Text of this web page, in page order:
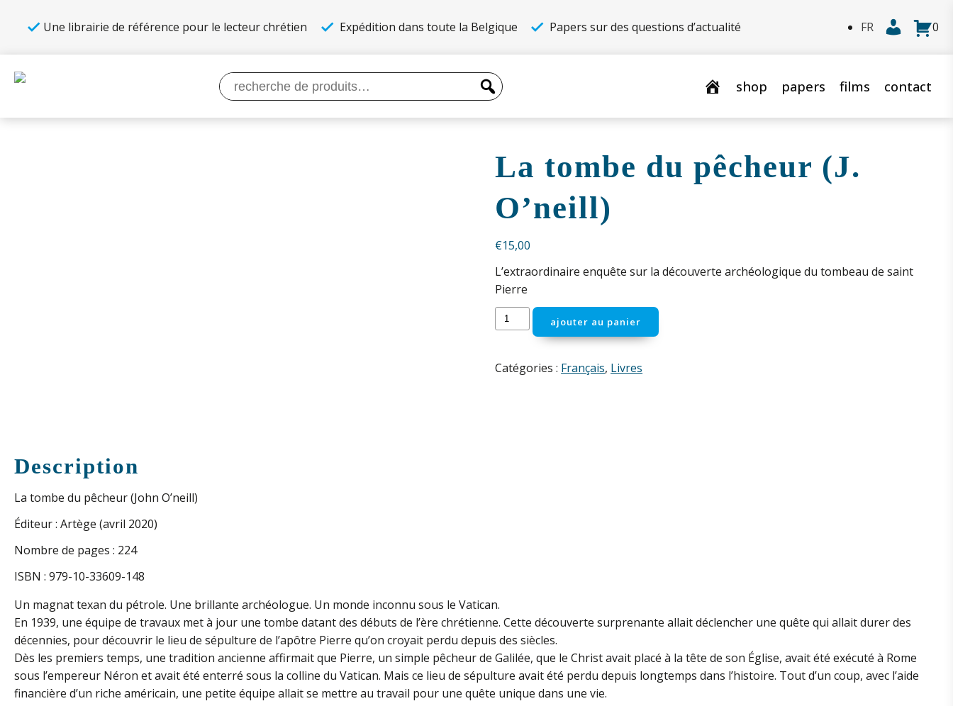
Une librairie de référence pour le lecteur chrétien Expédition dans toute la Belgique Papers sur des questions d’actualité 0
Recherche
pour :
shop papers films contact
La tombe du pêcheur (J.
O’neill)
€15,00
L’extraordinaire enquête sur la découverte archéologique du tombeau de saint
Pierre
quantité
de
tombe
ajouter au panier
Catégories : Français, Livres
Description
La tombe du pêcheur (John O’neill)
Éditeur : Artège (avril 2020)
Nombre de pages : 224
ISBN : 979-10-33609-148
Un magnat texan du pétrole. Une brillante archéologue. Un monde inconnu sous le Vatican.
En 1939, une équipe de travaux met à jour une tombe datant des débuts de l’ère chrétienne. Cette découverte surprenante allait déclencher une quête qui allait durer des
décennies, pour découvrir le lieu de sépulture de l’apôtre Pierre qu’on croyait perdu depuis des siècles.
Dès les premiers temps, une tradition ancienne affirmait que Pierre, un simple pêcheur de Galilée, que le Christ avait placé à la tête de son Église, avait été exécuté à Rome
sous l’empereur Néron et avait été enterré sous la colline du Vatican. Mais ce lieu de sépulture avait été perdu depuis longtemps dans l’histoire. Tout d’un coup, avec l’aide
financière d’un riche américain, une petite équipe allait se mettre au travail pour une quête unique dans une vie.